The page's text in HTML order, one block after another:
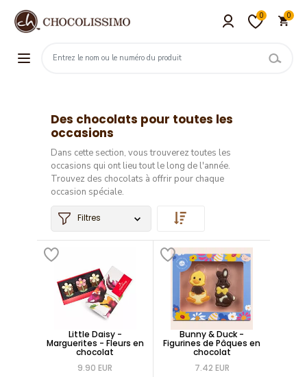
0 0
Des chocolats pour toutes les
occasions
Dans cette section, vous trouverez toutes les
occasions qui ont lieu tout le long de l'année.
Trouvez des chocolats à offrir pour chaque
occasion spéciale.
Filtres
Little Daisy -
Marguerites - Fleurs en
chocolat
9.90 EUR
Bunny & Duck -
Figurines de Pâques en
chocolat
7.42 EUR